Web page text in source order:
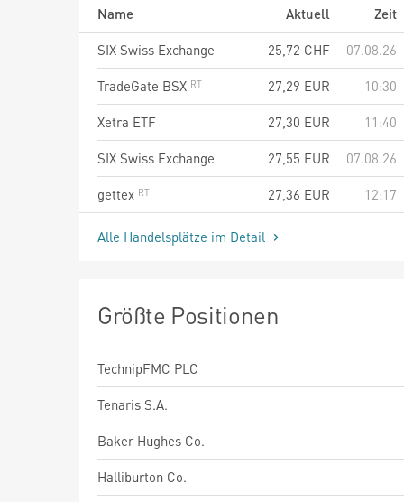
Name Aktuell
Zeit
SIX Swiss Exchange
25,72 CHF
07.08.26
TradeGate BSX
27,29 EUR
10:30
Xetra ETF
27,30 EUR
11:40
SIX Swiss Exchange
27,55 EUR
07.08.26
gettex
27,36 EUR 12:17
Alle Handelsplätze im Detail
Größte Positionen
TechnipFMC PLC
Tenaris S.A.
Baker Hughes Co.
Halliburton Co.